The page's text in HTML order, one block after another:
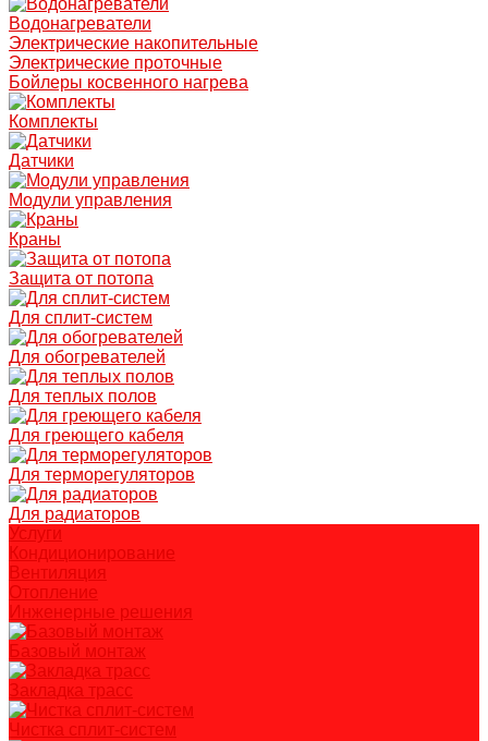
Водонагреватели
Электрические накопительные
Электрические проточные
Бойлеры косвенного нагрева
Комплекты
Датчики
Модули управления
Краны
Защита от потопа
Для сплит-систем
Для обогревателей
Для теплых полов
Для греющего кабеля
Для терморегуляторов
Для радиаторов
Услуги
Кондиционирование
Вентиляция
Отопление
Инженерные решения
Базовый монтаж
Закладка трасс
Чистка сплит-систем